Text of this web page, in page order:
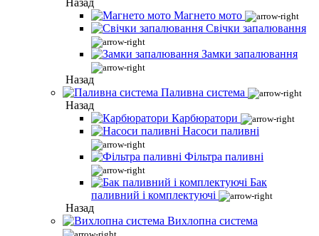
Назад
Магнето мото
Свічки запалювання
Замки запалювання
Назад
Паливна система
Назад
Карбюратори
Насоси паливні
Фільтра паливні
Бак
паливний і комплектуючі
Назад
Вихлопна система